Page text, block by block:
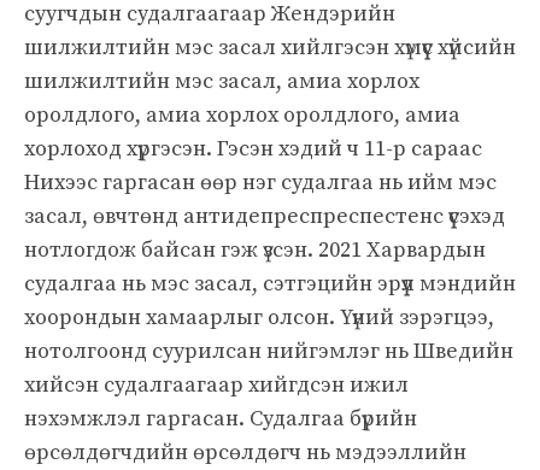
суугчдын судалгаагаар Жендэрийн
шилжилтийн мэс засал хийлгэсэн хүмүүс хүйсийн
шилжилтийн мэс засал, амиа хорлох
оролдлого, амиа хорлох оролдлого, амиа
хорлоход хүргэсэн. Гэсэн хэдий ч 11-р сараас
Нихээс гаргасан өөр нэг судалгаа нь ийм мэс
засал, өвчтөнд антидепреспреспестенс үүсэхэд
нотлогдож байсан гэж үзсэн. 2021 Харвардын
судалгаа нь мэс засал, сэтгэцийн эрүүл мэндийн
хоорондын хамаарлыг олсон. Үүний зэрэгцээ,
нотолгоонд суурилсан нийгэмлэг нь Шведийн
хийсэн судалгаагаар хийгдсэн ижил
нэхэмжлэл гаргасан. Судалгаа бүрийн
өрсөлдөгчдийн өрсөлдөгч нь мэдээллийн